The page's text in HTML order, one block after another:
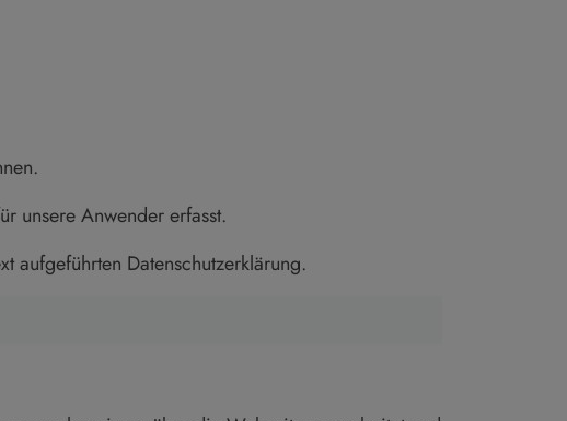
unsere Anwender erfasst.
aufgeführten Datenschutzerklärung.